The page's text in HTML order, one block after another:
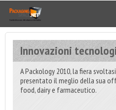
Innovazioni
A Packology 2010, la fiera
presentato il meglio della sua
food, dairy e farmaceutico.